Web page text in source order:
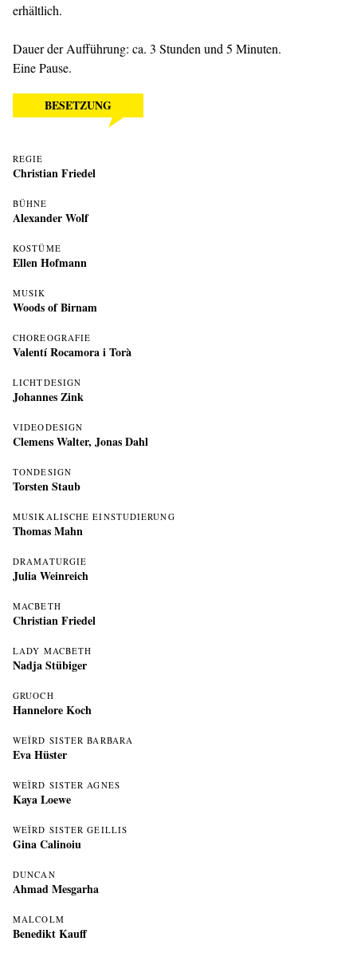
erhältlich.
Dauer der Aufführung: ca. 3 Stunden und 5 Minuten.
Eine Pause.
BESETZUNG
REGIE
Christian Friedel
BÜHNE
Alexander Wolf
KOSTÜME
Ellen Hofmann
MUSIK
Woods of Birnam
CHOREOGRAFIE
Valentí Rocamora i Torà
LICHTDESIGN
Johannes Zink
VIDEODESIGN
Clemens Walter, Jonas Dahl
TONDESIGN
Torsten Staub
MUSIKALISCHE EINSTUDIERUNG
Thomas Mahn
DRAMATURGIE
Julia Weinreich
MACBETH
Christian Friedel
LADY MACBETH
Nadja Stübiger
GRUOCH
Hannelore Koch
WEÏRD SISTER BARBARA
Eva Hüster
WEÏRD SISTER AGNES
Kaya Loewe
WEÏRD SISTER GEILLIS
Gina Calinoiu
DUNCAN
Ahmad Mesgarha
MALCOLM
Benedikt Kauff